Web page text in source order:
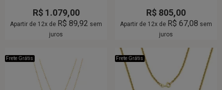
R$1.079,00
Apartir de 12x de R$ 89,92 sem
juros
R$ 805,00
Apartir de 12x de R$ 67,08 sem
juros
Frete Grátis Frete Grátis